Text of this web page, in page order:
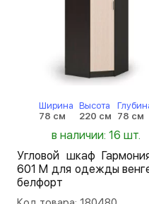
Ширина
78 см
Высота
220 см
78 см
в наличии: 16 шт.
Угловой шкаф
601 М для одежды
белфорт